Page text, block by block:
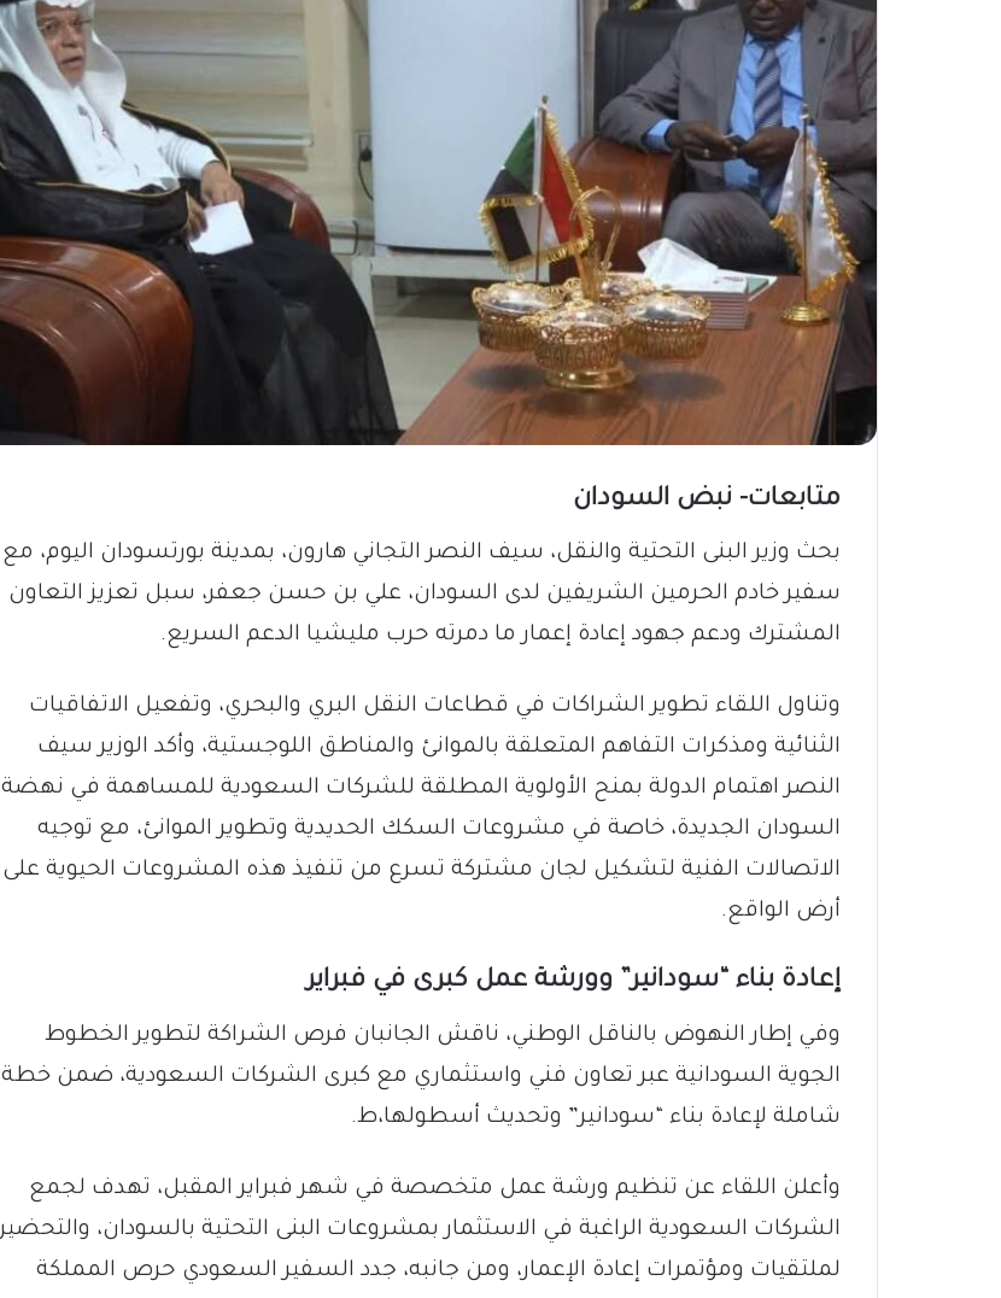
متابعات- نبض السودان
​بحث وزير البنى التحتية والنقل، سيف النصر التجاني هارون، بمدينة بورتسودان اليوم، مع
سفير خادم الحرمين الشريفين لدى السودان، علي بن حسن جعفر، سبل تعزيز التعاون
المشترك ودعم جهود إعادة إعمار ما دمرته حرب مليشيا الدعم السريع.
وتناول اللقاء تطوير الشراكات في قطاعات النقل البري والبحري، وتفعيل الاتفاقيات
الثنائية ومذكرات التفاهم المتعلقة بالموانئ والمناطق اللوجستية، وأكد الوزير سيف
النصر اهتمام الدولة بمنح الأولوية المطلقة للشركات السعودية للمساهمة في نهضة
السودان الجديدة، خاصة في مشروعات السكك الحديدية وتطوير الموانئ، مع توجيه
الاتصالات الفنية لتشكيل لجان مشتركة تسرع من تنفيذ هذه المشروعات الحيوية على
أرض الواقع.
​إعادة بناء “سودانير” وورشة عمل كبرى في فبراير
​وفي إطار النهوض بالناقل الوطني، ناقش الجانبان فرص الشراكة لتطوير الخطوط
الجوية السودانية عبر تعاون فني واستثماري مع كبرى الشركات السعودية، ضمن خطة
شاملة لإعادة بناء “سودانير” وتحديث أسطولها،ط.
وأعلن اللقاء عن تنظيم ورشة عمل متخصصة في شهر فبراير المقبل، تهدف لجمع
الشركات السعودية الراغبة في الاستثمار بمشروعات البنى التحتية بالسودان، والتحضير
لملتقيات ومؤتمرات إعادة الإعمار، ومن جانبه، جدد السفير السعودي حرص المملكة